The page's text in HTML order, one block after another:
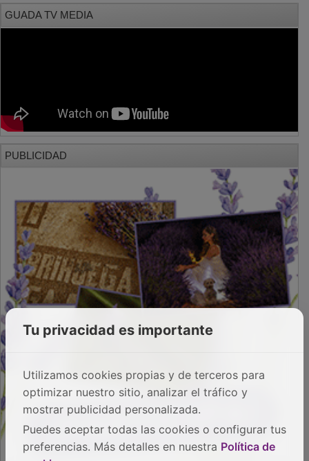
Tu privacidad es importante
Utilizamos cookies propias y de terceros para
optimizar nuestro sitio, analizar el tráfico y
mostrar publicidad personalizada.
Puedes aceptar todas las cookies o configurar tus
preferencias. Más detalles en nuestra Política de